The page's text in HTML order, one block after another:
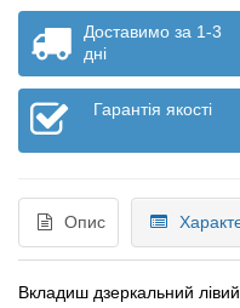
Доставимо за 1-3
дні
Гарантія якості
Опис
Вкладиш дзеркальний